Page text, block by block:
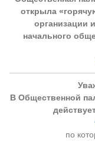
открыла
организации
начального
В Общественной
по